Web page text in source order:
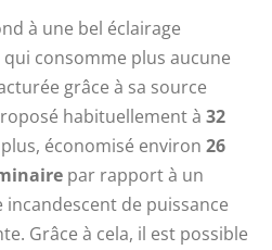
à une bel éclairage
consomme plus aucune
grâce à sa source
habituellement à 32
plus, économisé environ 26
par rapport à un
incandescent de puissance
Grâce à cela, il est possible